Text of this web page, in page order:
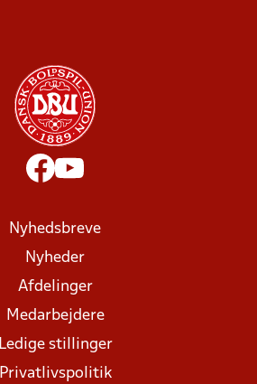
Nyhedsbreve
Nyheder
Afdelinger
Medarbejdere
Ledige stillinger
Privatlivspolitik